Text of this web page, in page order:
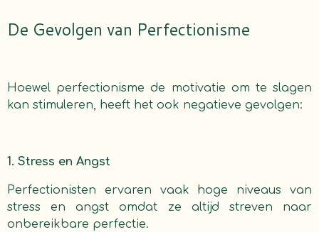
De Gevolgen van Perfectionisme
Hoewel perfectionisme de motivatie om te slagen
kan stimuleren, heeft het ook negatieve gevolgen:
1. Stress en Angst
Perfectionisten ervaren vaak hoge niveaus van
stress en angst omdat ze altijd streven naar
onbereikbare perfectie.